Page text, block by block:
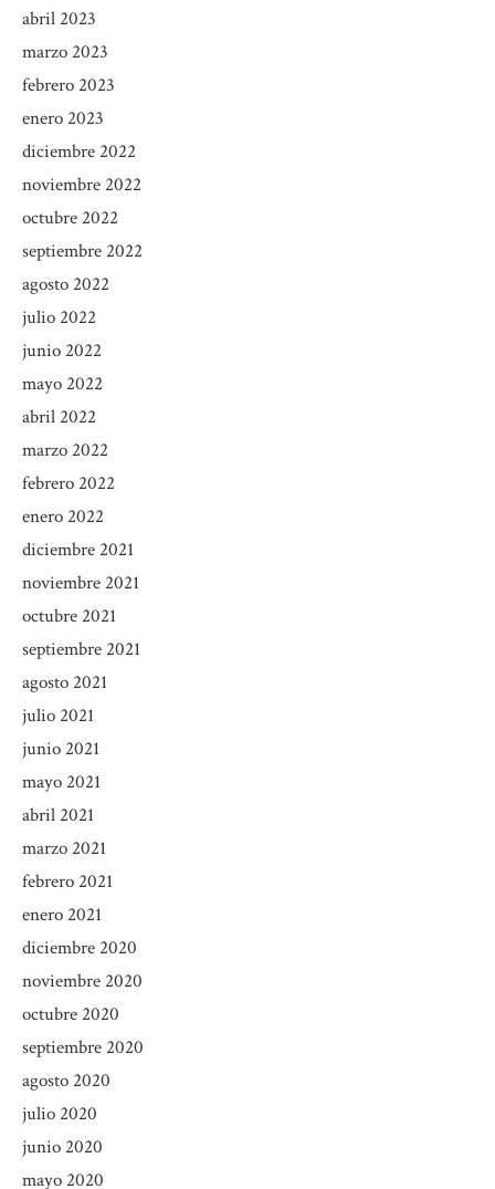
abril 2023
marzo 2023
febrero 2023
enero 2023
diciembre 2022
noviembre 2022
octubre 2022
septiembre 2022
agosto 2022
julio 2022
junio 2022
mayo 2022
abril 2022
marzo 2022
febrero 2022
enero 2022
diciembre 2021
noviembre 2021
octubre 2021
septiembre 2021
agosto 2021
julio 2021
junio 2021
mayo 2021
abril 2021
marzo 2021
febrero 2021
enero 2021
diciembre 2020
noviembre 2020
octubre 2020
septiembre 2020
agosto 2020
julio 2020
junio 2020
mayo 2020